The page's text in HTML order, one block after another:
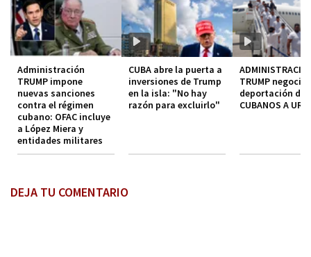
Administración
TRUMP impone
nuevas sanciones
contra el régimen
cubano: OFAC incluye
a López Miera y
entidades militares
CUBA abre la puerta a
inversiones de Trump
en la isla: "No hay
razón para excluirlo"
TRUMP negocia
deportación de
CUBANOS A
DEJA TU COMENTARIO